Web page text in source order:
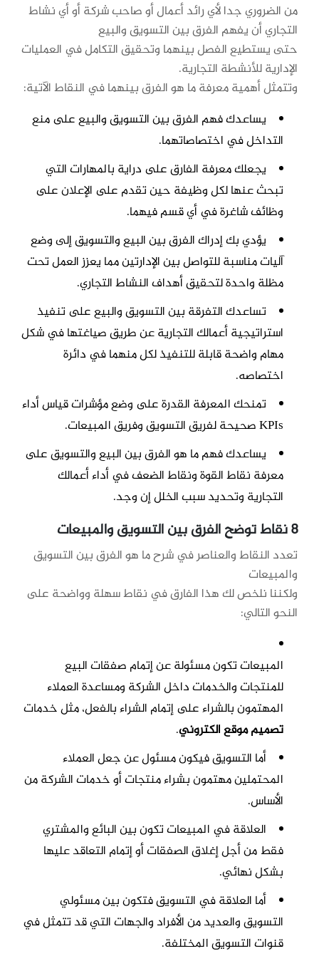
من الضروري جدا لأي رائد أعمال أو صاحب شركة أو أي نشاط
التجاري أن يفهم الفرق بين التسويق والبيع
حتى يستطيع الفصل بينهما وتحقيق التكامل في العمليات
الإدارية للأنشطة التجارية.
وتتمثل أهمية معرفة ما هو الفرق بينهما في النقاط الآتية:
يساعدك فهم الفرق بين التسويق والبيع على منع
التداخل في اختصاصاتهما.
يجعلك معرفة الفارق على دراية بالمهارات التي
تبحث عنها لكل وظيفة حين تقدم على الإعلان على
وظائف شاغرة في أي قسم فيهما.
يؤدي بك إدراك الفرق بين البيع والتسويق إلى وضع
آليات مناسبة للتواصل بين الإدارتين مما يعزز العمل تحت
مظلة واحدة لتحقيق أهداف النشاط التجاري.
تساعدك التفرقة بين التسويق والبيع على تنفيذ
استراتيجية أعمالك التجارية عن طريق صياغتها في شكل
مهام واضحة قابلة للتنفيذ لكل منهما في دائرة
اختصاصه.
تمنحك المعرفة القدرة على وضع مؤشرات قياس أداء
KPIs صحيحة لفريق التسويق وفريق المبيعات.
يساعدك فهم ما هو الفرق بين البيع والتسويق على
معرفة نقاط القوة ونقاط الضعف في أداء أعمالك
التجارية وتحديد سبب الخلل إن وجد.
8 نقاط توضح الفرق بين التسويق والمبيعات
تعدد النقاط والعناصر في شرح ما هو الفرق بين التسويق
والمبيعات
ولكننا نلخص لك هذا الفارق في نقاط سهلة وواضحة على
النحو التالي:
المبيعات تكون مسئولة عن إتمام صفقات البيع
للمنتجات والخدمات داخل الشركة ومساعدة العملاء
المهتمون بالشراء على إتمام الشراء بالفعل، مثل خدمات
تصميم موقع الكتروني.
أما التسويق فيكون مسئول عن جعل العملاء
المحتملين مهتمون بشراء منتجات أو خدمات الشركة من
الأساس.
العلاقة في المبيعات تكون بين البائع والمشتري
فقط من أجل إغلاق الصفقات أو إتمام التعاقد عليها
بشكل نهائي.
أما العلاقة في التسويق فتكون بين مسئولي
التسويق والعديد من الأفراد والجهات التي قد تتمثل في
قنوات التسويق المختلفة.